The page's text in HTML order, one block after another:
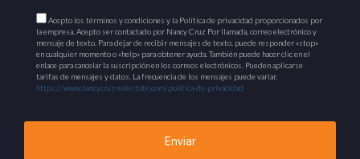
través de los sabores, donde cada plato cuenta
una historia.”
Conclusiones
naturales, sino que también ofrece una experiencia culinaria
rica y variada. Desde mariscos frescos hasta cocina
Acepto los términos y condiciones y la Política de privacidad proporcionados por
la empresa. Acepto ser contactado por Nancy Cruz Por llamada, correo electrónico y
mensaje de texto. Para dejar de recibir mensajes de texto, puede responder «stop»
en cualquier momento o «help» para obtener ayuda. También puede hacer clic en el
enlace para cancelar la suscripción en los correos electrónicos. Pueden aplicarse
tarifas de mensajes y datos. La frecuencia de los mensajes puede variar.
https://www.nancycruzrealestate.com/politica-de-privacidad
Enviar